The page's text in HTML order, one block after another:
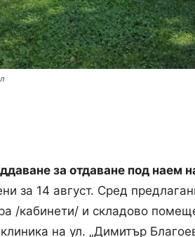
за отдаване под
за 14 август. Сред
/кабинети/ и складово
на ул. „Димитър